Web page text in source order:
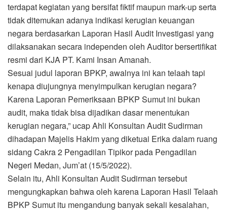
terdapat kegiatan yang bersifat fiktif maupun mark-up serta
tidak ditemukan adanya indikasi kerugian keuangan
negara berdasarkan Laporan Hasil Audit Investigasi yang
dilaksanakan secara independen oleh Auditor bersertifikat
resmi dari KJA PT. Kami Insan Amanah.
Sesuai judul laporan BPKP, awalnya ini kan telaah tapi
kenapa diujungnya menyimpulkan kerugian negara?
Karena Laporan Pemeriksaan BPKP Sumut ini bukan
audit, maka tidak bisa dijadikan dasar menentukan
kerugian negara,” ucap Ahli Konsultan Audit Sudirman
dihadapan Majelis Hakim yang diketuai Erika dalam ruang
sidang Cakra 2 Pengadilan Tipikor pada Pengadilan
Negeri Medan, Jum’at (15/5/2022).
Selain itu, Ahli Konsultan Audit Sudirman tersebut
mengungkapkan bahwa oleh karena Laporan Hasil Telaah
BPKP Sumut itu mengandung banyak sekali kesalahan,